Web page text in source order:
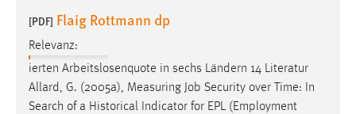
[PDF] Flaig Rottmann dp
Relevanz:
ierten Arbeitslosenquote in sechs Ländern 14 Literatur
Allard, G. (2005a), Measuring Job Security over Time: In
Search of a Historical Indicator for EPL (Employment